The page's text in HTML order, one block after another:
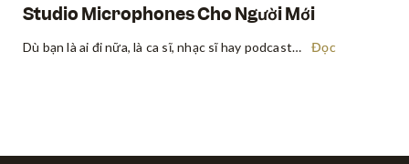
Studio Microphones Cho Người Mới
Dù bạn là ai đi nữa, là ca sĩ, nhạc sĩ hay podcaster, bạn sẽ bị hoang mang trước một núi lựa chọn khi đang tìm mua chiếc mic phù hợp với nhu cầu bản thân. Hardware và cách hoạt động của mic có thể sẽ khiến bạn bối rối,… Đọc